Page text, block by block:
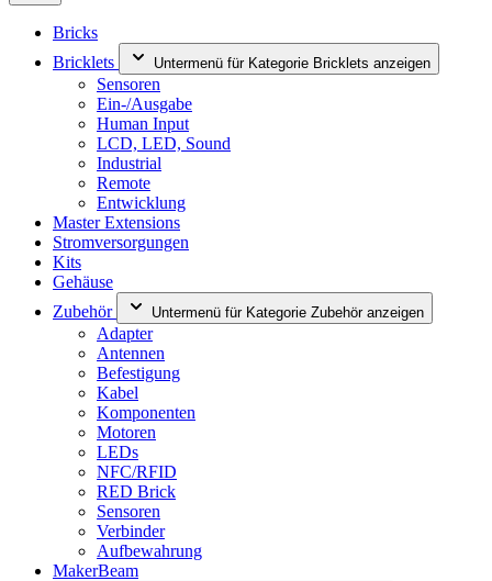
Bricks
Bricklets
Untermenü für Kategorie Bricklets anzeigen
Sensoren
Ein-/Ausgabe
Human Input
LCD, LED, Sound
Industrial
Remote
Entwicklung
Master Extensions
Stromversorgungen
Kits
Gehäuse
Zubehör
Untermenü für Kategorie Zubehör anzeigen
Adapter
Antennen
Befestigung
Kabel
Komponenten
Motoren
LEDs
NFC/RFID
RED Brick
Sensoren
Verbinder
Aufbewahrung
MakerBeam